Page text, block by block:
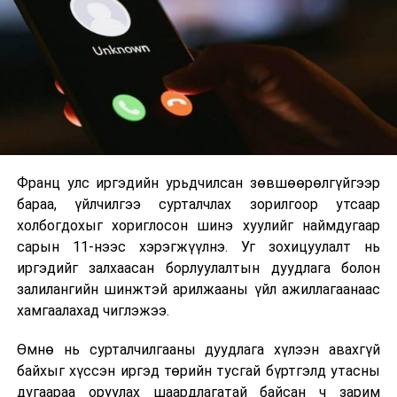
2026 оны 9 дүгээр сарын 1-нээс цахимаар
эхэлнэ.
2026 оны 9 дүгээр сарын 14-нөөс танхимаар
үргэлжилнэ.
2026 оны 9 дүгээр сарын 13-наас оюутнуудыг
дотуур байранд оруулж эхэлнэ.
Сургууль, цэцэрлэгийн үйл ажиллагааны
зохицуулалт
2026 оны 8 дугаар сарын 17–28-ны өдрүүдэд
байранд элсэлт, бүртгэл болон бусад аливаа
арга хэмжээ зохион байгуулахгүй болно.
Франц улс иргэдийн урьдчилсан зөвшөөрөлгүйгээр
бараа, үйлчилгээ сурталчлах зорилгоор утсаар
холбогдохыг хориглосон шинэ хуулийг наймдугаар
сарын 11-нээс хэрэгжүүлнэ. Уг зохицуулалт нь
иргэдийг залхаасан борлуулалтын дуудлага болон
залилангийн шинжтэй арилжааны үйл ажиллагаанаас
хамгаалахад чиглэжээ.
Өмнө нь сурталчилгааны дуудлага хүлээн авахгүй
байхыг хүссэн иргэд төрийн тусгай бүртгэлд утасны
дугаараа оруулах шаардлагатай байсан ч зарим